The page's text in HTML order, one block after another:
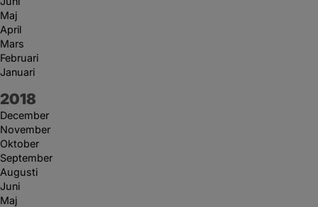
Maj
April
Mars
Februari
Januari
År:
2018
December
November
Oktober
September
Augusti
Juni
Maj